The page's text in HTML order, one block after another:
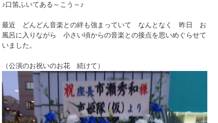
♪口笛ふいてある～こう～♪
最近 どんどん音楽との絆も強まっていて なんとなく 昨日 お
風呂に入りながら 小さい頃からの音楽との接点を思いめぐらせて
いました。
（公演のお祝いのお花 続けて）